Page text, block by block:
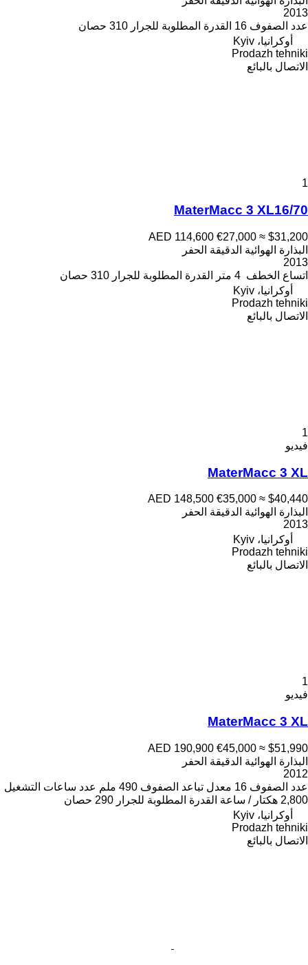
2013
عدد الصفوف 16 القدرة المطلوبة للجرار 310 حصان
أوكرانيا، Kyiv
Prodazh tehniki
الاتصال بالبائع
1
MaterMacc 3 XL16/70
AED 114,600 €27,000 ≈ $31,200
البذارة الهوائية الدقيقة الحفر
2013
اتساع الخطف 4 متر القدرة المطلوبة للجرار 310 حصان
أوكرانيا، Kyiv
Prodazh tehniki
الاتصال بالبائع
1
فيديو
MaterMacc 3 XL
AED 148,500 €35,000 ≈ $40,440
البذارة الهوائية الدقيقة الحفر
2013
أوكرانيا، Kyiv
Prodazh tehniki
الاتصال بالبائع
1
فيديو
MaterMacc 3 XL
AED 190,900 €45,000 ≈ $51,990
البذارة الهوائية الدقيقة الحفر
2012
عدد الصفوف 16 معدل تباعد الصفوف 490 ملم
عدد ساعات التشغيل
2,800 هكتار / ساعة
القدرة المطلوبة للجرار 290 حصان
أوكرانيا، Kyiv
Prodazh tehniki
الاتصال بالبائع